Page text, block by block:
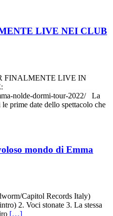
LIVE NEI CLUB
FINALMENTE LIVE IN
nolde-dormi-tour-2022/ La
prime date dello spettacolo che
mondo di Emma
Capitol Records Italy)
2. Voci stonate 3. La stessa
[…]